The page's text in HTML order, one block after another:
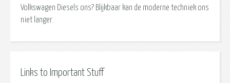
Volkswagen Diesels ons? Blijkbaar kan de moderne techniek ons
niet langer.
Links to Important Stuff